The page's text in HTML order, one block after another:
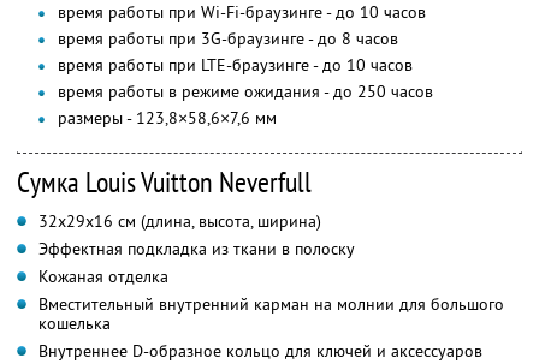
время работы при Wi-Fi-браузинге - до 10 часов
время работы при 3G-браузинге - до 8 часов
время работы при LTE-браузинге - до 10 часов
время работы в режиме ожидания - до 250 часов
размеры - 123,8×58,6×7,6 мм
Сумка Louis Vuitton Neverfull
32х29х16 см (длина, высота, ширина)
Эффектная подкладка из ткани в полоску
Кожаная отделка
Вместительный внутренний карман на молнии для большого
кошелька
Внутреннее D-образное кольцо для ключей и аксессуаров